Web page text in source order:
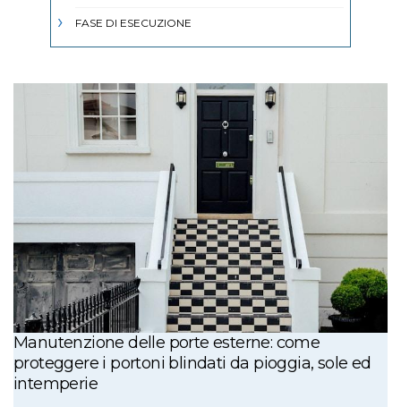
FASE DI ESECUZIONE
Manutenzione delle porte esterne: come
proteggere i portoni blindati da pioggia, sole ed
intemperie